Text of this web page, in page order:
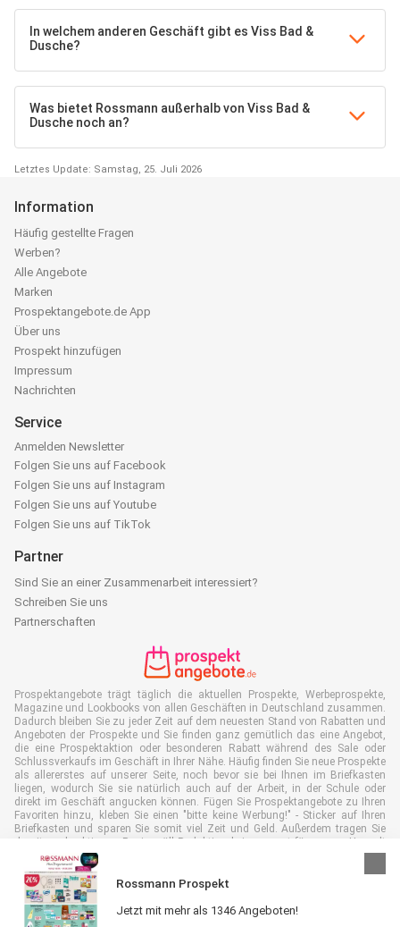
In welchem anderen Geschäft gibt es Viss Bad &
Dusche?
Was bietet Rossmann außerhalb von Viss Bad &
Dusche noch an?
Letztes Update: Samstag, 25. Juli 2026
Rossmann Prospekt
Jetzt mit mehr als 1346 Angeboten!
Information
Häufig gestellte Fragen
Werben?
Alle Angebote
Marken
Prospektangebote.de App
Über uns
Prospekt hinzufügen
Impressum
Nachrichten
Service
Anmelden Newsletter
Folgen Sie uns auf Facebook
Folgen Sie uns auf Instagram
Folgen Sie uns auf Youtube
Folgen Sie uns auf TikTok
Partner
Sind Sie an einer Zusammenarbeit interessiert?
Schreiben Sie uns
Partnerschaften
Prospektangebote trägt täglich die aktuellen Prospekte, Werbeprospekte,
Magazine und Lookbooks von allen Geschäften in Deutschland zusammen.
Dadurch bleiben Sie zu jeder Zeit auf dem neuesten Stand von Rabatten und
Angeboten der Prospekte und Sie finden ganz gemütlich das eine Angebot,
die eine Prospektaktion oder besonderen Rabatt während des Sale oder
Schlussverkaufs im Geschäft in Ihrer Nähe. Häufig finden Sie neue Prospekte
als allererstes auf unserer Seite, noch bevor sie bei Ihnen im Briefkasten
liegen, wodurch Sie sie natürlich auch auf der Arbeit, in der Schule oder
direkt im Geschäft angucken können. Fügen Sie Prospektangebote zu Ihren
Favoriten hinzu, kleben Sie einen "bitte keine Werbung!" - Sticker auf Ihren
Briefkasten und sparen Sie somit viel Zeit und Geld. Außerdem tragen Sie
damit auch aktiv zur Papiermüll Reduktion bei, was gut für unsere Umwelt